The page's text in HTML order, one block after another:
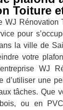
Toiture
WJ Rénovation
pour
la ville de
votre
WJ
d’utiliser une
tâches. Que
ou en